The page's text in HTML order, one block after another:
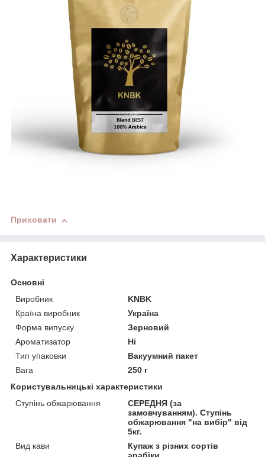
Приховати
Характеристики
Основні
Виробник
KNBK
Країна виробник
Україна
Форма випуску
Зерновий
Ароматизатор
Ні
Тип упаковки
Вакуумний пакет
Вага
250 г
Користувальницькі характеристики
Ступінь обжарювання
СЕРЕДНЯ (за
замовчуванням). Ступінь
обжарювання "на вибір" від
5кг.
Вид кави
Купаж з різних сортів